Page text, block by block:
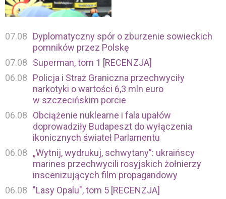
07.08
Dyplomatyczny spór o zburzenie sowieckich
pomników przez Polskę
07.08
Superman, tom 1 [RECENZJA]
06.08
Policja i Straż Graniczna przechwyciły
narkotyki o wartości 6,3 mln euro
w szczecińskim porcie
06.08
Obciążenie nuklearne i fala upałów
doprowadziły Budapeszt do wyłączenia
ikonicznych świateł Parlamentu
06.08
„Wytnij, wydrukuj, schwytany”: ukraińscy
marines przechwycili rosyjskich żołnierzy
inscenizujących film propagandowy
06.08
"Lasy Opalu", tom 5 [RECENZJA]